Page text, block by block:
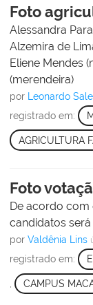
Foto
Alessandra
Alzemira de
Eliene Mendes
(merendeira)
por Leonardo
registrado em:
AGRICULTURA
Foto
De acordo
candidatos
por Valdênia Lins
registrado em:
CAMPUS